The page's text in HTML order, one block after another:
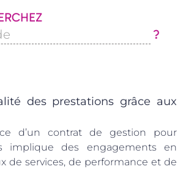
?
des prestations grâce aux
d’un contrat de gestion pour
implique des engagements en
de services, de performance et de